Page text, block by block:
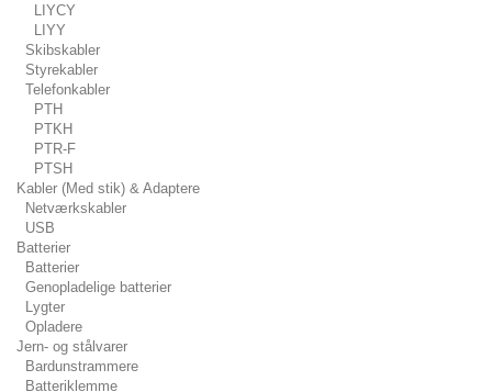
LIYCY
LIYY
Skibskabler
Styrekabler
Telefonkabler
PTH
PTKH
PTR-F
PTSH
Kabler (Med stik) & Adaptere
Netværkskabler
USB
Batterier
Batterier
Genopladelige batterier
Lygter
Opladere
Jern- og stålvarer
Bardunstrammere
Batteriklemme